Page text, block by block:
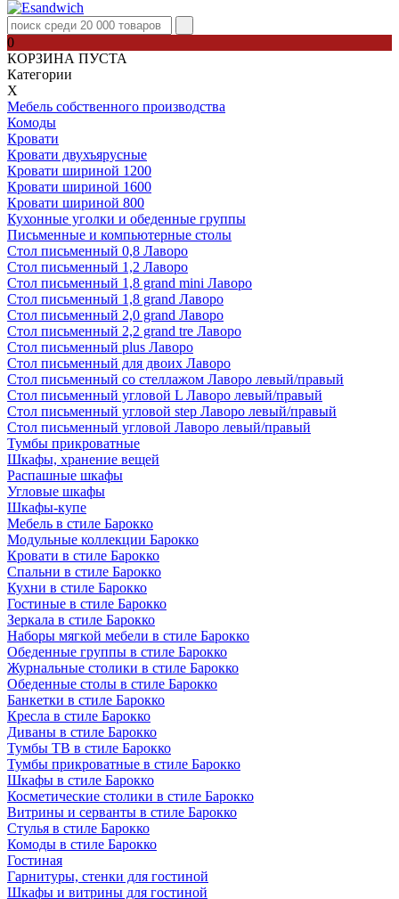
0
КОРЗИНА ПУСТА
Категории
Х
Мебель собственного производства
Комоды
Кровати
Кровати двухъярусные
Кровати шириной 1200
Кровати шириной 1600
Кровати шириной 800
Кухонные уголки и обеденные группы
Письменные и компьютерные столы
Стол письменный 0,8 Лаворо
Стол письменный 1,2 Лаворо
Стол письменный 1,8 grand mini Лаворо
Стол письменный 1,8 grand Лаворо
Стол письменный 2,0 grand Лаворо
Стол письменный 2,2 grand tre Лаворо
Стол письменный plus Лаворо
Стол письменный для двоих Лаворо
Стол письменный со стеллажом Лаворо левый/правый
Стол письменный угловой L Лаворо левый/правый
Стол письменный угловой step Лаворо левый/правый
Стол письменный угловой Лаворо левый/правый
Тумбы прикроватные
Шкафы, хранение вещей
Распашные шкафы
Угловые шкафы
Шкафы-купе
Мебель в стиле Барокко
Модульные коллекции Барокко
Кровати в стиле Барокко
Спальни в стиле Барокко
Кухни в стиле Барокко
Гостиные в стиле Барокко
Зеркала в стиле Барокко
Наборы мягкой мебели в стиле Барокко
Обеденные группы в стиле Барокко
Журнальные столики в стиле Барокко
Обеденные столы в стиле Барокко
Банкетки в стиле Барокко
Кресла в стиле Барокко
Диваны в стиле Барокко
Тумбы ТВ в стиле Барокко
Тумбы прикроватные в стиле Барокко
Шкафы в стиле Барокко
Косметические столики в стиле Барокко
Витрины и серванты в стиле Барокко
Стулья в стиле Барокко
Комоды в стиле Барокко
Гостиная
Гарнитуры, стенки для гостиной
Шкафы и витрины для гостиной